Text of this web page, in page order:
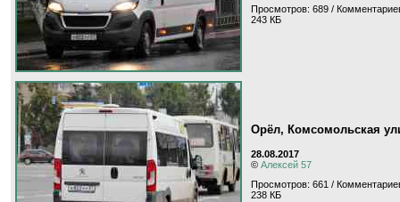
Просмотров: 689 /
243 КБ
Орёл, Комсомольская
28.08.2017
© Алексей 57
Просмотров: 661 /
238 КБ